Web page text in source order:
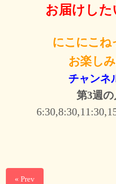
お届けし
にこにこね
お楽し
チャンネ
第3週の
« Prev